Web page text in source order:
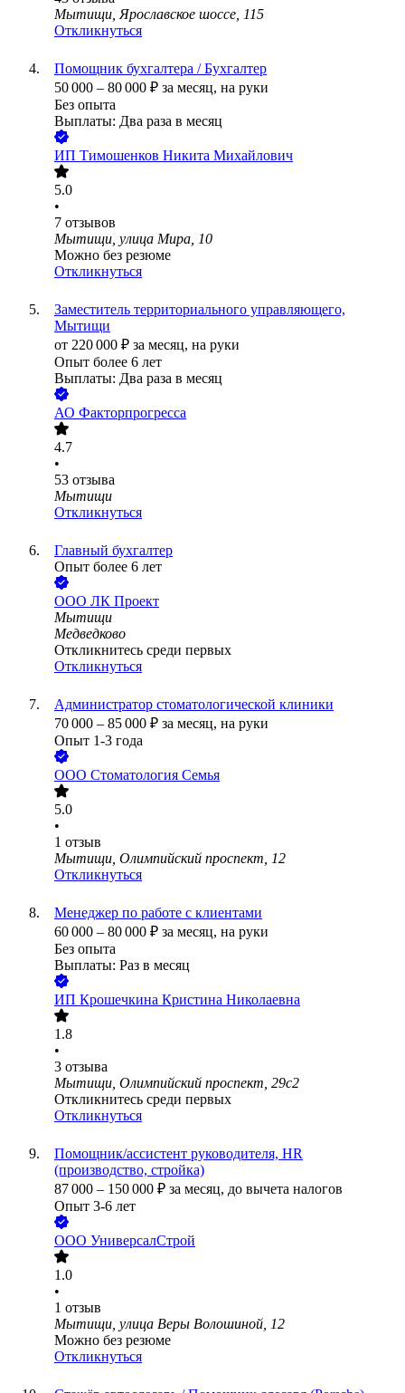
Мытищи, Ярославское шоссе, 115
Откликнуться
Помощник бухгалтера / Бухгалтер
50 000 – 80 000 ₽ за месяц, на руки
Без опыта
Выплаты: Два раза в месяц
ИП Тимошенков Никита Михайлович
5.0
•
7 отзывов
Мытищи, улица Мира, 10
Можно без резюме
Откликнуться
Заместитель территориального управляющего,
Мытищи
от 220 000 ₽ за месяц, на руки
Опыт более 6 лет
Выплаты: Два раза в месяц
АО Факторпрогресса
4.7
•
53 отзыва
Мытищи
Откликнуться
Главный бухгалтер
Опыт более 6 лет
ООО ЛК Проект
Мытищи
Медведково
Откликнитесь среди первых
Откликнуться
Администратор стоматологической клиники
70 000 – 85 000 ₽ за месяц, на руки
Опыт 1-3 года
ООО Стоматология Семья
5.0
•
1 отзыв
Мытищи, Олимпийский проспект, 12
Откликнуться
Менеджер по работе с клиентами
60 000 – 80 000 ₽ за месяц, на руки
Без опыта
Выплаты: Раз в месяц
ИП Крошечкина Кристина Николаевна
1.8
•
3 отзыва
Мытищи, Олимпийский проспект, 29с2
Откликнитесь среди первых
Откликнуться
Помощник/ассистент руководителя, HR
(производство, стройка)
87 000 – 150 000 ₽ за месяц, до вычета налогов
Опыт 3-6 лет
ООО УниверсалСтрой
1.0
•
1 отзыв
Мытищи, улица Веры Волошиной, 12
Можно без резюме
Откликнуться